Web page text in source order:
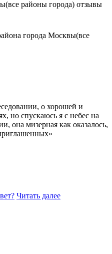
города Москвы(все
о хорошей и
но спускаюсь я с небес на
она мизерная как оказалось,
Читать далее